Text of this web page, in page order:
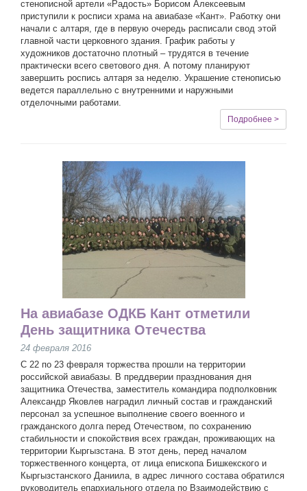
стенописной артели «Радость» Борисом Алексеевым
приступили к росписи храма на авиабазе «Кант». Работку они
начали с алтаря, где в первую очередь расписали свод этой
главной части церковного здания. График работы у
художников достаточно плотный – трудятся в течение
практически всего светового дня. А потому планируют
завершить роспись алтаря за неделю. Украшение стенописью
ведется параллельно с внутренними и наружными
отделочными работами.
Подробнее >
На авиабазе ОДКБ Кант отметили
День защитника Отечества
24 февраля 2016
С 22 по 23 февраля торжества прошли на территории
российской авиабазы. В преддверии празднования дня
защитника Отечества, заместитель командира подполковник
Александр Яковлев наградил личный состав и гражданский
персонал за успешное выполнение своего военного и
гражданского долга перед Отечеством, по сохранению
стабильности и спокойствия всех граждан, проживающих на
территории Кыргызстана. В этот день, перед началом
торжественного концерта, от лица епископа Бишкекского и
Кыргызстанского Даниила, в адрес личного состава обратился
руководитель епархиального отдела по Взаимодействию с